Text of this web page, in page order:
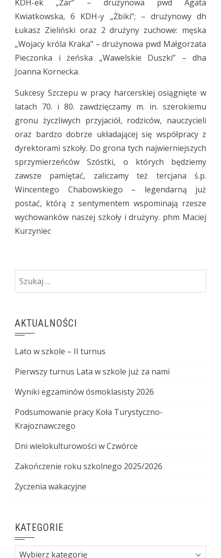
KDH-ek „Żar” – drużynowa pwd Agata
Kwiatkowska, 6 KDH-y „Żbiki”; – drużynowy dh
Łukasz Zieliński oraz 2 drużyny zuchowe: męska
„Wojacy króla Kraka” – drużynowa pwd Małgorzata
Pieczonka i żeńska „Wawelskie Duszki” – dha
Joanna Kornecka.
Sukcesy Szczepu w pracy harcerskiej osiągnięte w
latach 70. i 80. zawdzięczamy m. in. szerokiemu
gronu życzliwych przyjaciół, rodziców, nauczycieli
oraz bardzo dobrze układającej się współpracy z
dyrektorami szkoły. Do grona tych najwierniejszych
sprzymierzeńców Szóstki, o których będziemy
zawsze pamiętać, zaliczamy też tercjana ś.p.
Wincentego Chabowskiego – legendarną już
postać, którą z sentymentem wspominają rzesze
wychowanków naszej szkoły i drużyny. phm Maciej
Kurzyniec
Szukaj:
AKTUALNOŚCI
Lato w szkole – II turnus
Pierwszy turnus Lata w szkole już za nami
Wyniki egzaminów ósmoklasisty 2026
Podsumowanie pracy Koła Turystyczno-
Krajoznawczego
Dni wielokulturowości w Czwórce
Zakończenie roku szkolnego 2025/2026
Życzenia wakacyjne
KATEGORIE
Kategorie